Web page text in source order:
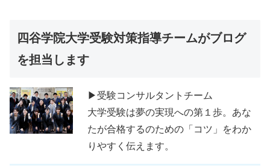
四谷学院大学受験対策指導チームがブログ
を担当します
▶受験コンサルタントチーム
大学受験は夢の実現への第１歩。あな
たが合格するのための「コツ」をわか
りやすく伝えます。